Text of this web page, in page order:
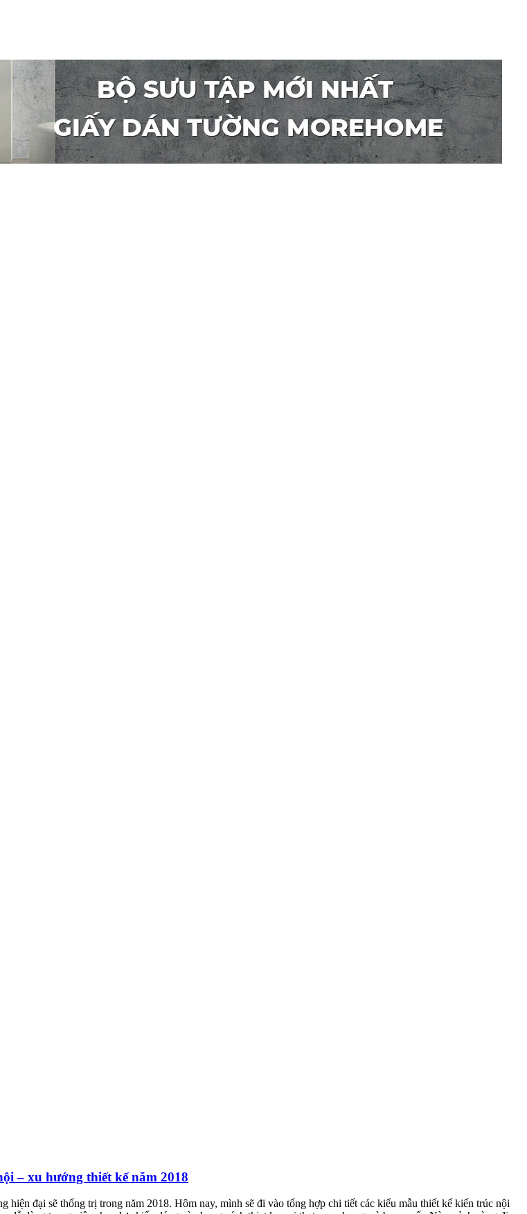
– xu hướng thiết kế năm 2018
đại sẽ thống trị trong năm 2018. Hôm nay, mình sẽ đi vào tổng hợp chi tiết các kiểu mẫu thiết kế kiến trúc nội